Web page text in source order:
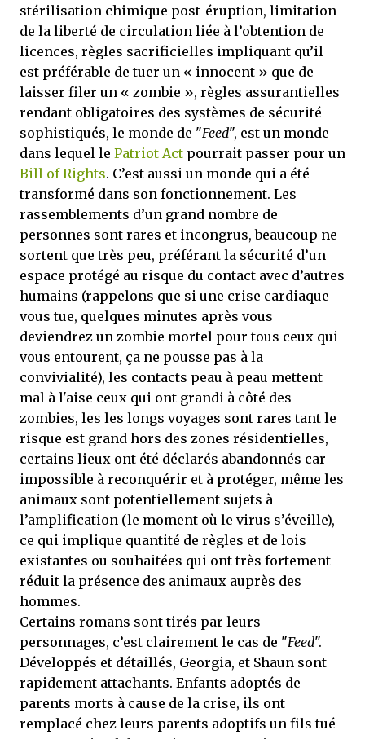
stérilisation chimique post-éruption, limitation
de la liberté de circulation liée à l’obtention de
licences, règles sacrificielles impliquant qu’il
est préférable de tuer un « innocent » que de
laisser filer un « zombie », règles assurantielles
rendant obligatoires des systèmes de sécurité
sophistiqués, le monde de "Feed", est un monde
dans lequel le Patriot Act pourrait passer pour un
Bill of Rights. C’est aussi un monde qui a été
transformé dans son fonctionnement. Les
rassemblements d’un grand nombre de
personnes sont rares et incongrus, beaucoup ne
sortent que très peu, préférant la sécurité d’un
espace protégé au risque du contact avec d’autres
humains (rappelons que si une crise cardiaque
vous tue, quelques minutes après vous
deviendrez un zombie mortel pour tous ceux qui
vous entourent, ça ne pousse pas à la
convivialité), les contacts peau à peau mettent
mal à l'aise ceux qui ont grandi à côté des
zombies, les les longs voyages sont rares tant le
risque est grand hors des zones résidentielles,
certains lieux ont été déclarés abandonnés car
impossible à reconquérir et à protéger, même les
animaux sont potentiellement sujets à
l’amplification (le moment où le virus s’éveille),
ce qui implique quantité de règles et de lois
existantes ou souhaitées qui ont très fortement
réduit la présence des animaux auprès des
hommes.
Certains romans sont tirés par leurs
personnages, c’est clairement le cas de "Feed".
Développés et détaillés, Georgia, et Shaun sont
rapidement attachants. Enfants adoptés de
parents morts à cause de la crise, ils ont
remplacé chez leurs parents adoptifs un fils tué